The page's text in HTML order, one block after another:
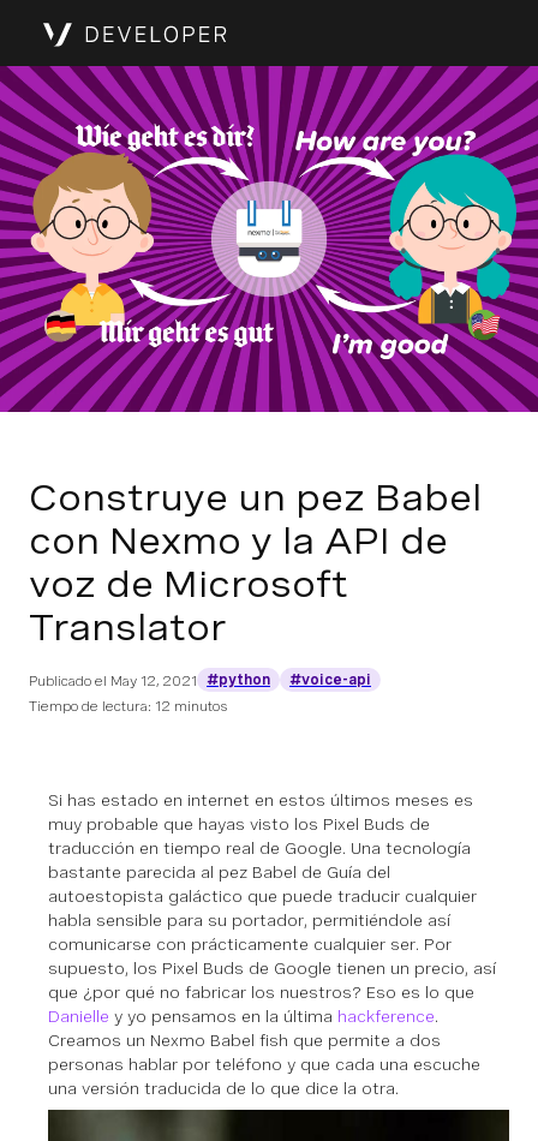
Construye un pez Babel
con Nexmo y la API de
voz de Microsoft
Translator
Publicado el May 12, 2021 #python
#voice-api
Tiempo de lectura: 12 minutos
Si has estado en internet en estos últimos meses es
muy probable que hayas visto los Pixel Buds de
traducción en tiempo real de Google. Una tecnología
bastante parecida al pez Babel de Guía del
autoestopista galáctico que puede traducir cualquier
habla sensible para su portador, permitiéndole así
comunicarse con prácticamente cualquier ser. Por
supuesto, los Pixel Buds de Google tienen un precio, así
que ¿por qué no fabricar los nuestros? Eso es lo que
Danielle y yo pensamos en la última hackference.
Creamos un Nexmo Babel fish que permite a dos
personas hablar por teléfono y que cada una escuche
una versión traducida de lo que dice la otra.